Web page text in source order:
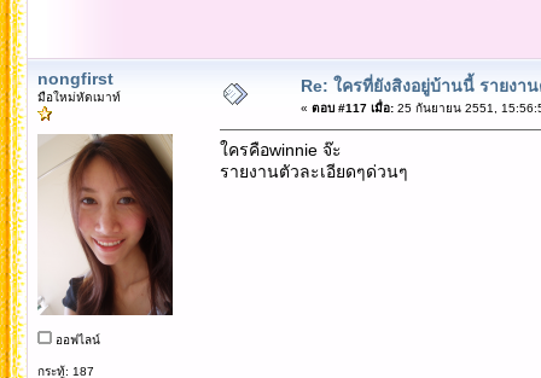
nongfirst
มือใหม่หัดเมาท์
ออฟไลน์
กระทู้: 187
Re: ใครที่ยังสิงอยู่บ้านนี้ รายงา
« ตอบ #117 เมื่อ:25 กันยายน 2551,
ใครคือwinnie จ๊ะ
รายงานตัวละเอียดๆด่วนๆ